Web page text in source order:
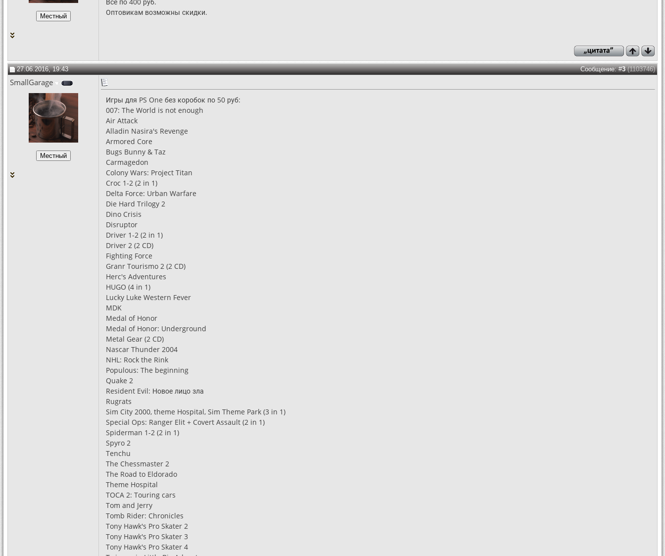
Все по 400 руб.
Оптовикам возможны скидки.
27.06.2016, 19:43 Сообщение: #3(1103746)
SmallGarage
Игры для PS One без коробок по 50 руб:
007: The World is not enough
Air Attack
Alladin Nasira's Revenge
Armored Core
Bugs Bunny & Taz
Carmagedon
Colony Wars: Project Titan
Croc 1-2 (2 in 1)
Delta Force: Urban Warfare
Die Hard Trilogy 2
Dino Crisis
Disruptor
Driver 1-2 (2 in 1)
Driver 2 (2 CD)
Fighting Force
Granr Tourismo 2 (2 CD)
Herc's Adventures
HUGO (4 in 1)
Lucky Luke Western Fever
MDK
Medal of Honor
Medal of Honor: Underground
Metal Gear (2 CD)
Nascar Thunder 2004
NHL: Rock the Rink
Populous: The beginning
Quake 2
Resident Evil: Новое лицо зла
Rugrats
Sim City 2000, theme Hospital, Sim Theme Park (3 in 1)
Special Ops: Ranger Elit + Covert Assault (2 in 1)
Spiderman 1-2 (2 in 1)
Spyro 2
Tenchu
The Chessmaster 2
The Road to Eldorado
Theme Hospital
TOCA 2: Touring cars
Tom and Jerry
Tomb Rider: Chronicles
Tony Hawk's Pro Skater 2
Tony Hawk's Pro Skater 3
Tony Hawk's Pro Skater 4